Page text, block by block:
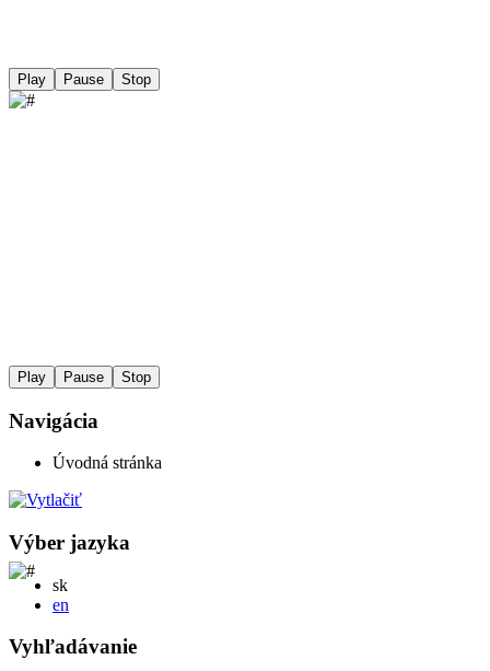
Play Pause Stop
Play Pause Stop
Navigácia
Úvodná stránka
Výber jazyka
skSlovensky
en
Vyhľadávanie